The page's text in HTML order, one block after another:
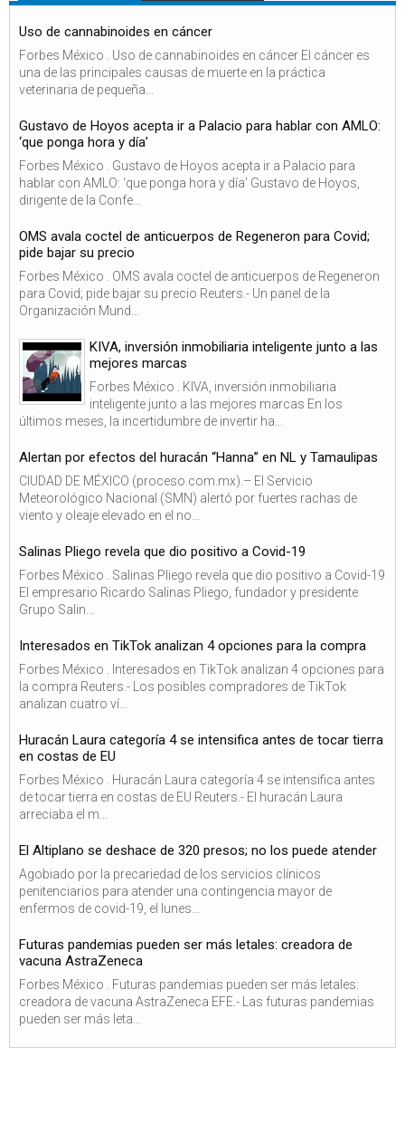
Uso de cannabinoides en cáncer
Forbes México . Uso de cannabinoides en cáncer El cáncer es
una de las principales causas de muerte en la práctica
veterinaria de pequeña...
Gustavo de Hoyos acepta ir a Palacio para hablar con AMLO:
‘que ponga hora y día’
Forbes México . Gustavo de Hoyos acepta ir a Palacio para
hablar con AMLO: ‘que ponga hora y día’ Gustavo de Hoyos,
dirigente de la Confe...
OMS avala coctel de anticuerpos de Regeneron para Covid;
pide bajar su precio
Forbes México . OMS avala coctel de anticuerpos de Regeneron
para Covid; pide bajar su precio Reuters.- Un panel de la
Organización Mund...
KIVA, inversión inmobiliaria inteligente junto a las
mejores marcas
Forbes México . KIVA, inversión inmobiliaria
inteligente junto a las mejores marcas En los
últimos meses, la incertidumbre de invertir ha...
Alertan por efectos del huracán “Hanna” en NL y Tamaulipas
CIUDAD DE MÉXICO (proceso.com.mx).– El Servicio
Meteorológico Nacional (SMN) alertó por fuertes rachas de
viento y oleaje elevado en el no...
Salinas Pliego revela que dio positivo a Covid-19
Forbes México . Salinas Pliego revela que dio positivo a Covid-19
El empresario Ricardo Salinas Pliego, fundador y presidente
Grupo Salin...
Interesados en TikTok analizan 4 opciones para la compra
Forbes México . Interesados en TikTok analizan 4 opciones para
la compra Reuters.- Los posibles compradores de TikTok
analizan cuatro ví...
Huracán Laura categoría 4 se intensifica antes de tocar tierra
en costas de EU
Forbes México . Huracán Laura categoría 4 se intensifica antes
de tocar tierra en costas de EU Reuters.- El huracán Laura
arreciaba el m...
El Altiplano se deshace de 320 presos; no los puede atender
Agobiado por la precariedad de los servicios clínicos
penitenciarios para atender una contingencia mayor de
enfermos de covid-19, el lunes...
Futuras pandemias pueden ser más letales: creadora de
vacuna AstraZeneca
Forbes México . Futuras pandemias pueden ser más letales:
creadora de vacuna AstraZeneca EFE.- Las futuras pandemias
pueden ser más leta...